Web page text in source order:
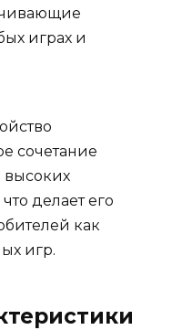
играх и
сочетание
высоких
делает его
как
игр.